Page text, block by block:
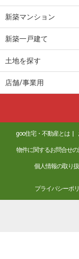
新築マンション
新築一戸建て
土地を探す
店舗/事業用
goo住宅・不動産とは
物件に関するお問合せの
個人情報の取り
プライバシーポ